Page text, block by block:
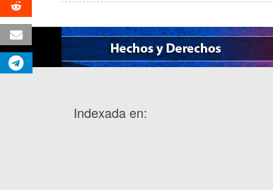
Indexada en: